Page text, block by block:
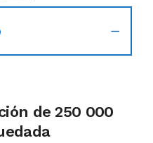
de 250 000